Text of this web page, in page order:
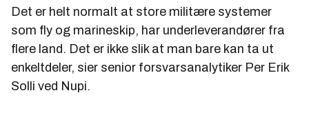
Det er helt normalt at store militære systemer
som fly og marineskip, har underleverandører fra
flere land. Det er ikke slik at man bare kan ta ut
enkeltdeler, sier senior forsvarsanalytiker Per Erik
Solli ved Nupi.